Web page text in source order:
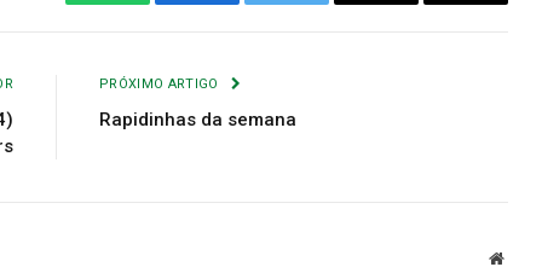
PRÓXIMO ARTIGO
Rapidinhas da semana
Site